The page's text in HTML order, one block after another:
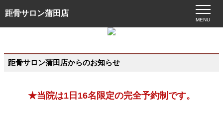
距骨サロン蒲田店
MENU
距骨サロン蒲田店からのお知らせ
★当院は1日16名限定の完全予約制です。